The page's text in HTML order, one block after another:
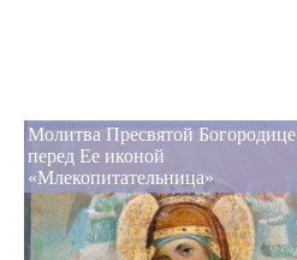
Молитва Пресвятой Богородице
перед Ее иконой
«Млекопитательница»